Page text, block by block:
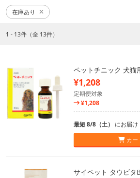
在庫あり
1 - 13件（全 13件）
ペットチニック 犬猫
¥1,208
定期便対象
¥1,208
最短 8/8（土） にお届け
カー
サイペット タウビタ